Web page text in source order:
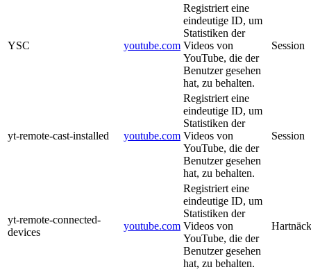
YSC youtube.com
Registriert eine
eindeutige ID, um
Statistiken der
Videos von
YouTube, die der
Benutzer gesehen
hat, zu behalten.
Session
yt-remote-cast-installed youtube.com
Registriert eine
eindeutige ID, um
Statistiken der
Videos von
YouTube, die der
Benutzer gesehen
hat, zu behalten.
Session
yt-remote-connected-
devices
youtube.com
Registriert eine
eindeutige ID, um
Statistiken der
Videos von
YouTube, die der
Benutzer gesehen
hat, zu behalten.